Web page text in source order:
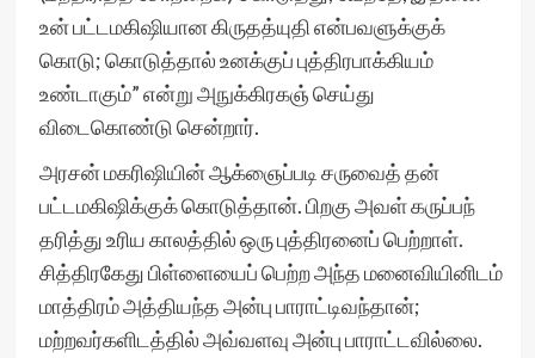
உன் பட்டமகிஷியான கிருதத்யுதி என்பவளுக்குக்
கொடு; கொடுத்தால் உனக்குப் புத்திரபாக்கியம்
உண்டாகும்” என்று அநுக்கிரகஞ் செய்து
விடைகொண்டு சென்றார்.
அரசன் மகரிஷியின் ஆக்ஞைப்படி சருவைத் தன்
பட்டமகிஷிக்குக் கொடுத்தான். பிறகு அவள் கருப்பந்
தரித்து உரிய காலத்தில் ஒரு புத்திரனைப் பெற்றாள்.
சித்திரகேது பிள்ளையைப் பெற்ற அந்த மனைவியினிடம்
மாத்திரம் அத்தியந்த அன்பு பாராட்டிவந்தான்;
மற்றவர்களிடத்தில் அவ்வளவு அன்பு பாராட்டவில்லை.